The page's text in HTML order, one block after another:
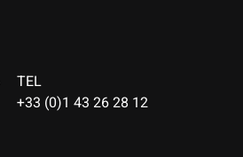
TEL
+33 (0)1 43 26 28 12
Español